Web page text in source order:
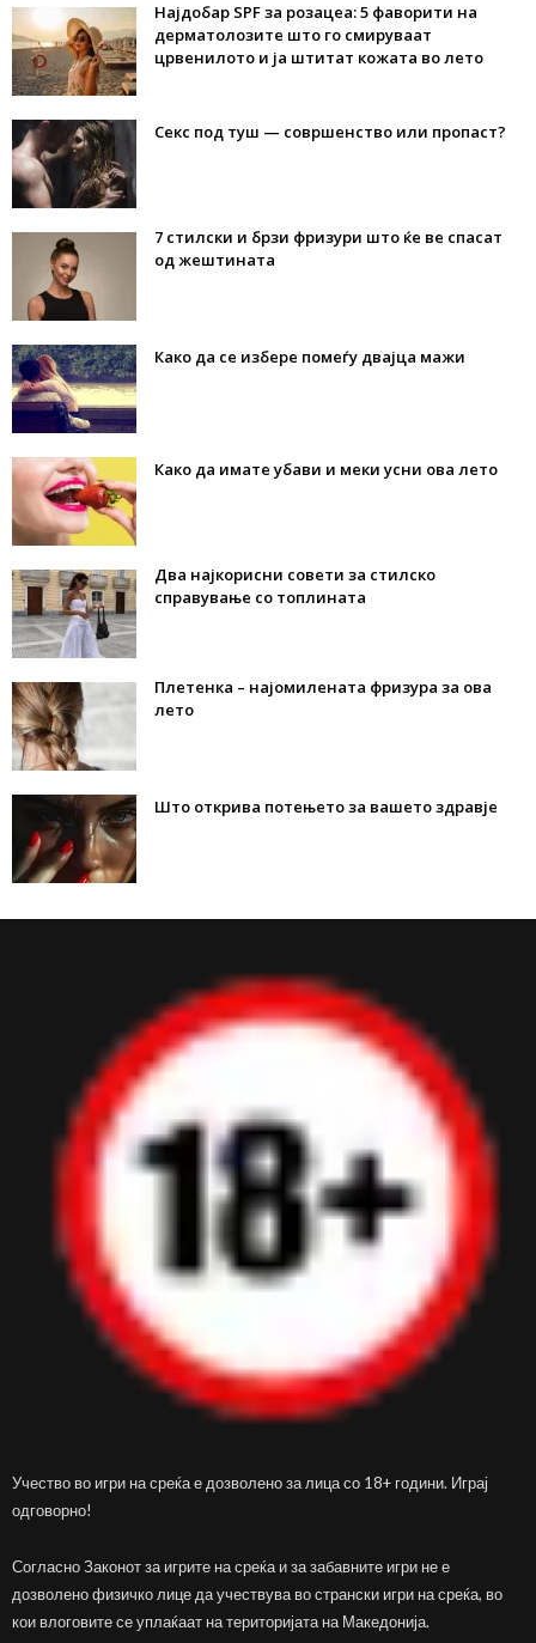
Најдобар SPF за розацеа: 5 фаворити на
дерматолозите што го смируваат
црвенилото и ја штитат кожата во лето
Секс под туш — совршенство или пропаст?
7 стилски и брзи фризури што ќе ве спасат
од жештината
Како да се избере помеѓу двајца мажи
Како да имате убави и меки усни ова лето
Два најкорисни совети за стилско
справување со топлината
Плетенка – најомилената фризура за ова
лето
Што открива потењето за вашето здравје
Учество во игри на среќа е дозволено за лица со 18+ години. Играј
одговорно!
Согласно Законот за игрите на среќа и за забавните игри не е
дозволено физичко лице да учествува во странски игри на среќа, во
кои влоговите се уплаќаат на територијата на Македонија.